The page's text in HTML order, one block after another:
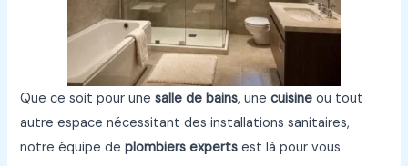
Que ce soit pour unesalle de bains, unecuisine ou tout
autre espace nécessitant des installations sanitaires,
notre équipe deplombiers experts est là pour vous